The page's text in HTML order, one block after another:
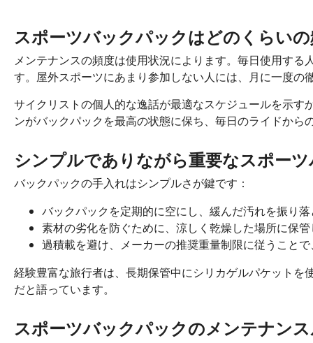
スポーツバックパックはどのくらい
メンテナンスの頻度は使用状況によります。毎日使用す
す。屋外スポーツにあまり参加しない人には、月に一度の
サイクリストの個人的な逸話が最適なスケジュールを示
ンがバックパックを最高の状態に保ち、毎日のライドか
シンプルでありながら重要なスポー
バックパックの手入れはシンプルさが鍵です：
バックパックを定期的に空にし、緩んだ汚れを振り
素材の劣化を防ぐために、涼しく乾燥した場所に保
過積載を避け、メーカーの推奨重量制限に従うこと
経験豊富な旅行者は、長期保管中にシリカゲルパケット
だと語っています。
スポーツバックパックのメンテナン